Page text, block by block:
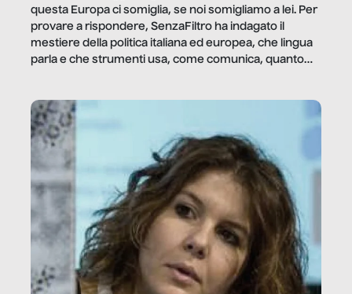
questa Europa ci somiglia, se noi somigliamo a lei. Per
provare a rispondere, SenzaFiltro ha indagato il
mestiere della politica italiana ed europea, che lingua
parla e che strumenti usa, come comunica, quanto